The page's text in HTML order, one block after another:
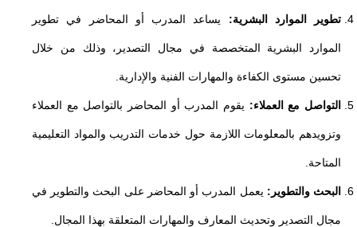
تطوير الموارد البشرية: يساعد المدرب أو المحاضر في تطوير
الموارد البشرية المتخصصة في مجال التصدير، وذلك من خلال
تحسين مستوى الكفاءة والمهارات الفنية والإدارية.
التواصل مع العملاء: يقوم المدرب أو المحاضر بالتواصل مع العملاء
وتزويدهم بالمعلومات اللازمة حول خدمات التدريب والمواد التعليمية
المتاحة.
البحث والتطوير: يعمل المدرب أو المحاضر على البحث والتطوير في
مجال التصدير وتحديث المعارف والمهارات المتعلقة بهذا المجال.